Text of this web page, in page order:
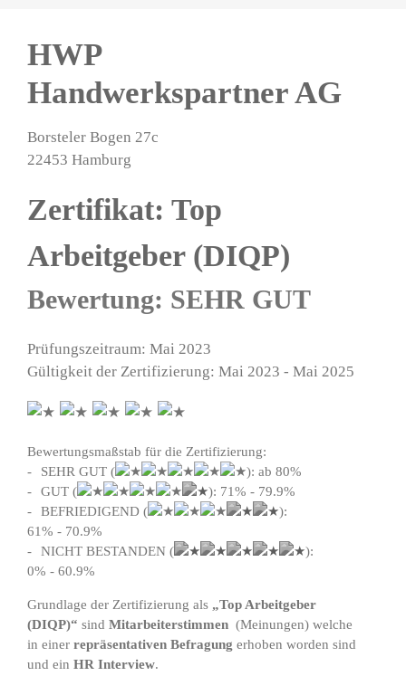
HWP
Handwerkspartner AG
Borsteler Bogen 27c
22453 Hamburg
Zertifikat: Top
Arbeitgeber (DIQP)
Bewertung: SEHR GUT
Prüfungszeitraum: Mai 2023
Gültigkeit der Zertifizierung: Mai 2023 - Mai 2025
Bewertungsmaßstab für die Zertifizierung:
SEHR GUT (
): ab 80%
GUT (
): 71% - 79.9%
BEFRIEDIGEND (
):
61% - 70.9%
NICHT BESTANDEN (
):
0% - 60.9%
Grundlage der Zertifizierung als „Top Arbeitgeber
(DIQP)“ sind Mitarbeiterstimmen (Meinungen) welche
in einer repräsentativen Befragung erhoben worden sind
und ein HR Interview.